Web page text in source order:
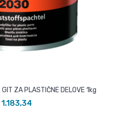
ZA PLASTIČNE DELOVE 1kg
1.183,34